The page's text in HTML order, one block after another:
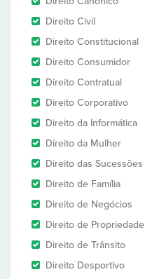
Direito Civil
Direito Constitucional
Direito Consumidor
Direito Contratual
Direito Corporativo
Direito da Informática
Direito da Mulher
Direito das Sucessões
Direito de Família
Direito de Negócios
Direito de Propriedade
Direito de Trânsito
Direito Desportivo